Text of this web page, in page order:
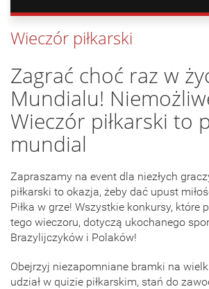
Wieczór piłkarski
Zagrać choć raz w
Mundialu!
Wieczór piłkarski to
mundial
Zapraszamy na event dla niezłych
piłkarski to okazja, żeby dać upust
Piłka w grze! Wszystkie konkursy, które
tego wieczoru, dotyczą ukochanego
Brazylijczyków i Polaków!
Obejrzyj niezapomniane bramki na
udział w quizie piłkarskim, stań do